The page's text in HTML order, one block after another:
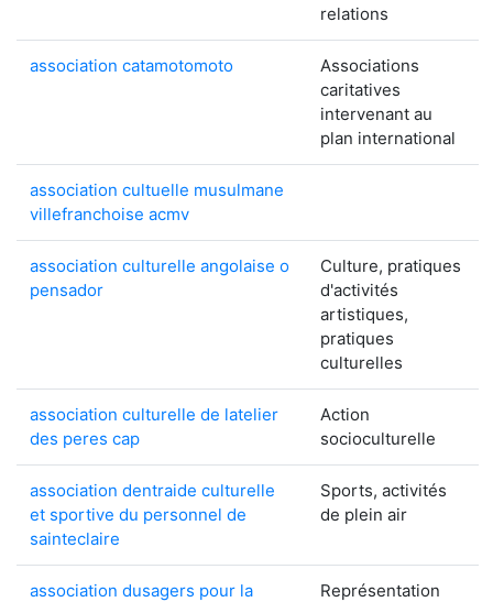
relations
association catamotomoto
Associations
caritatives
intervenant au
plan international
association cultuelle musulmane
villefranchoise acmv
association culturelle angolaise o
pensador
Culture, pratiques
d'activités
artistiques,
pratiques
culturelles
association culturelle de latelier
des peres cap
Action
socioculturelle
association dentraide culturelle
et sportive du personnel de
sainteclaire
Sports, activités
de plein air
association dusagers pour la
Représentation